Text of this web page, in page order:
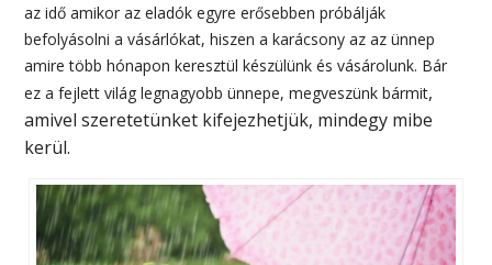
az idő amikor az eladók egyre erősebben próbálják
befolyásolni a vásárlókat, hiszen a karácsony az az ünnep
amire több hónapon keresztül készülünk és vásárolunk. Bár
ez a fejlett világ legnagyobb ünnepe, megveszünk bármit,
amivel szeretetünket kifejezhetjük, mindegy mibe
kerül.